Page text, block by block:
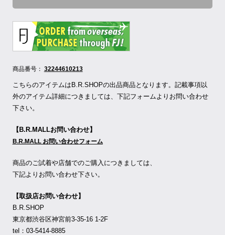
商品番号： 32244610213
こちらのアイテムはB.R.SHOPの出品商品となります。記載事項以
外のアイテム詳細につきましては、下記フォームよりお問い合わせ
下さい。
【B.R.MALLお問い合わせ】
B.R.MALL お問い合わせフォーム
商品のご試着や店舗でのご購入につきましては、
下記よりお問い合わせ下さい。
【取扱店お問い合わせ】
B.R.SHOP
東京都渋谷区神宮前3-35-16 1-2F
tel：03-5414-8885